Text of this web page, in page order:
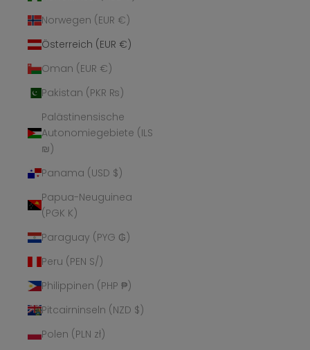
Norwegen (EUR €)
Österreich (EUR €)
Oman (EUR €)
Pakistan (PKR ₨)
Palästinensische
Autonomiegebiete (ILS
₪)
Panama (USD $)
Papua-Neuguinea
(PGK K)
Paraguay (PYG ₲)
Peru (PEN S/)
Philippinen (PHP ₱)
Pitcairninseln (NZD $)
Polen (PLN zł)